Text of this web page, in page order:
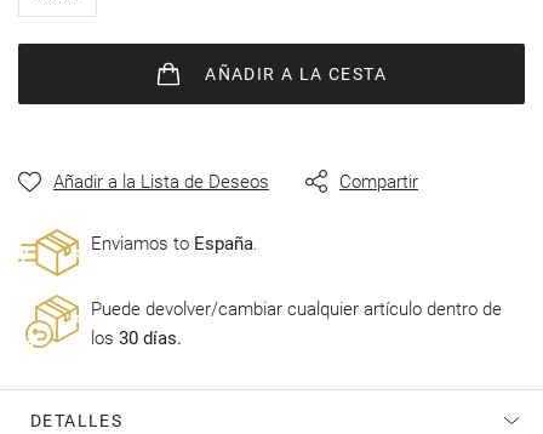
AÑADIR A LA CESTA
Añadir a la Lista de Deseos Compartir
Enviamos to España.
Puede devolver/cambiar cualquier artículo dentro de
los 30 días.
DETALLES